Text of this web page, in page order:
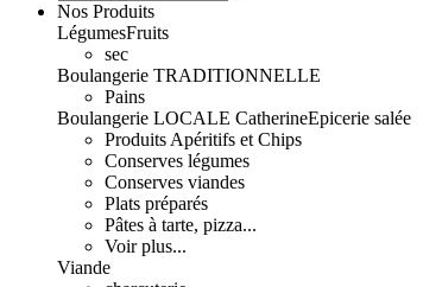
Nos Produits
LégumesFruits
sec
Boulangerie TRADITIONNELLE
Pains
Boulangerie LOCALE CatherineEpicerie salée
Produits Apéritifs et Chips
Conserves légumes
Conserves viandes
Plats préparés
Pâtes à tarte, pizza...
Voir plus...
Viande